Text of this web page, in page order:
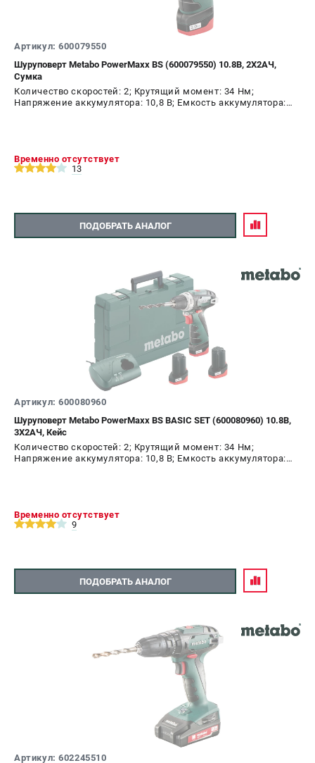
Артикул: 600079550
Шуруповерт Metabo PowerMaxx BS (600079550) 10.8В, 2X2АЧ,
Сумка
Количество скоростей: 2; Крутящий момент: 34 Нм;
Напряжение аккумулятора: 10,8 В; Емкость аккумулятора:
Временно отсутствует
13
ПОДОБРАТЬ АНАЛОГ
Артикул: 600080960
Шуруповерт Metabo PowerMaxx BS BASIC SET (600080960) 10.8В,
3X2АЧ, Кейс
Количество скоростей: 2; Крутящий момент: 34 Нм;
Напряжение аккумулятора: 10,8 В; Емкость аккумулятора:
Временно отсутствует
9
ПОДОБРАТЬ АНАЛОГ
Артикул: 602245510